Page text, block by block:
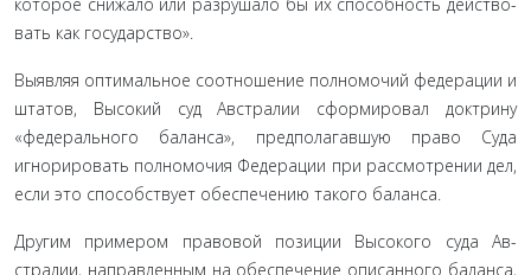
вать как государство».
Выявляя оптимальное соотношение полномочий феде­рации и
штатов, Высокий суд Австралии сформировал док­трину
«федерального баланса», предполагавшую право Суда
игнорировать полномочия Федерации при рассмотрении дел,
если это способствует обеспечению такого баланса.
Другим примером правовой позиции Высокого суда Ав­
стралии, направленным на обеспечение описанного балан­са,